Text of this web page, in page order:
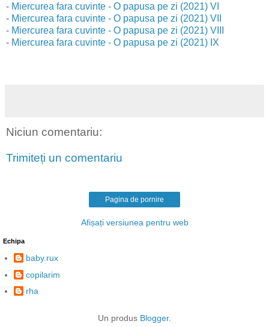
- Miercurea fara cuvinte - O papusa pe zi (2021) VI
- Miercurea fara cuvinte - O papusa pe zi (2021) VII
- Miercurea fara cuvinte - O papusa pe zi (2021) VIII
- Miercurea fara cuvinte - O papusa pe zi (2021) IX
Niciun comentariu:
Trimiteți un comentariu
Pagina de pornire
Afișați versiunea pentru web
Echipa
baby.rux
copilarim
rha
Un produs Blogger.